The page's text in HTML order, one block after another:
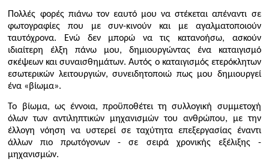
Πολλές φορές πιάνω τον εαυτό μου να στέκεται απέναντι σε
φωτογραφίες που με συν-κινούν και με αγαλματοποιούν
ταυτόχρονα. Ενώ δεν μπορώ να τις κατανοήσω, ασκούν
ιδιαίτερη έλξη πάνω μου, δημιουργώντας ένα καταιγισμό
σκέψεων και συναισθημάτων. Αυτός ο καταιγισμός ετερόκλητων
εσωτερικών λειτουργιών, συνειδητοποιώ πως μου δημιουργεί
ένα «βίωμα».
Το βίωμα, ως έννοια, προϋποθέτει τη συλλογική συμμετοχή
όλων των αντιληπτικών μηχανισμών του ανθρώπου, με την
έλλογη νόηση να υστερεί σε ταχύτητα επεξεργασίας έναντι
άλλων πιο πρωτόγονων - σε σειρά χρονικής εξέλιξης -
μηχανισμών.